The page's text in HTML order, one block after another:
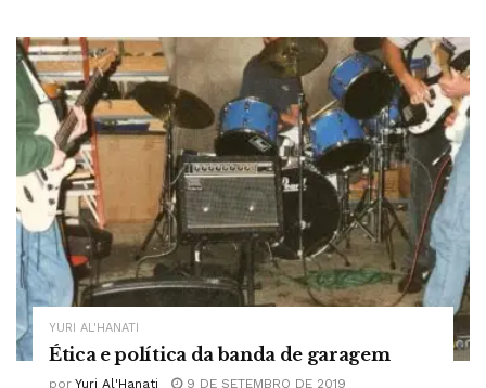
YURI AL'HANATI
Ética e política da banda de garagem
por Yuri Al'Hanati 9 DE SETEMBRO DE 2019